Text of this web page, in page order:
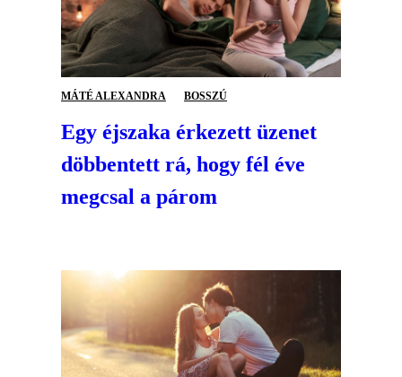
MÁTÉ ALEXANDRA BOSSZÚ
Egy éjszaka érkezett üzenet
döbbentett rá, hogy fél éve
megcsal a párom